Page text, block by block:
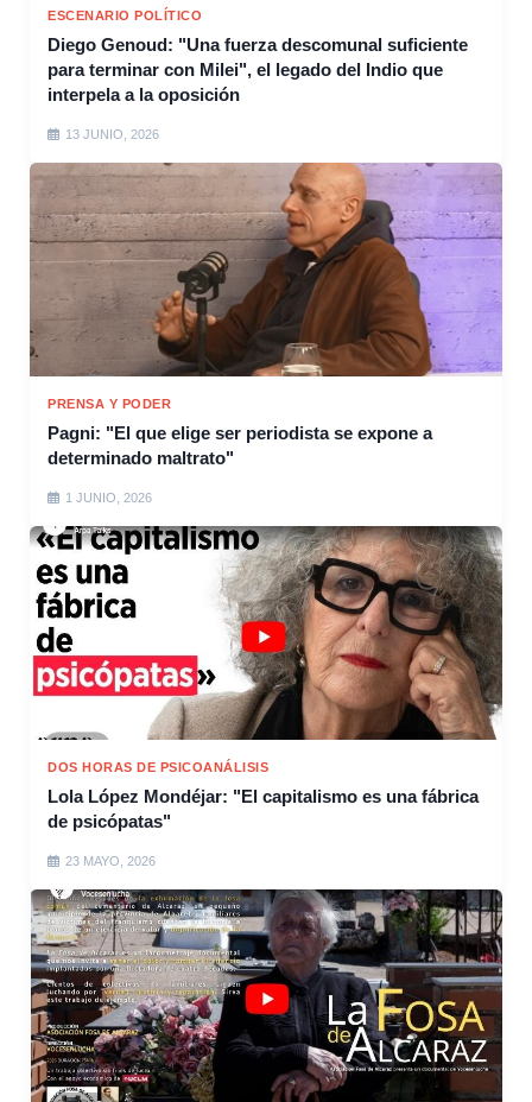
ESCENARIO POLÍTICO
Diego Genoud: "Una fuerza descomunal suficiente
para terminar con Milei", el legado del Indio que
interpela a la oposición
13 JUNIO, 2026
PRENSA Y PODER
Pagni: "El que elige ser periodista se expone a
determinado maltrato"
1 JUNIO, 2026
DOS HORAS DE PSICOANÁLISIS
Lola López Mondéjar: "El capitalismo es una fábrica
de psicópatas"
23 MAYO, 2026